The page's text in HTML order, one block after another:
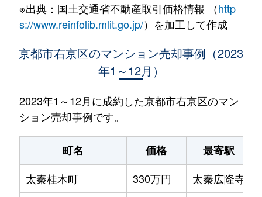
※出典：国土交通省不動産取引価格情報 （http
s://www.reinfolib.mlit.go.jp/）を加工して作成
京都市右京区のマンション売却事例（2023
年1～12月）
2023年1～12月に成約した京都市右京区のマン
ション売却事例です。
町名 価格
最寄駅
太秦桂木町
330万円 太秦広隆寺